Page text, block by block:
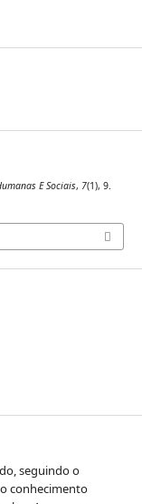
E Sociais, 7(1), 9.
seguindo o
conhecimento